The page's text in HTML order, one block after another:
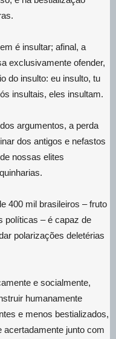
é insultar; afinal, a
exclusivamente ofender,
do insulto: eu insulto, tu
insultais, eles insultam.
argumentos, a perda
dos antigos e nefastos
nossas elites
400 mil brasileiros – fruto
políticas – é capaz de
polarizações deletérias
e socialmente,
humanamente
e menos bestializados,
junto com